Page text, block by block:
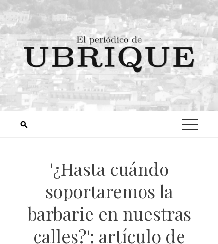
'¿Hasta cuándo
soportaremos la
barbarie en nuestras
calles?': artículo de